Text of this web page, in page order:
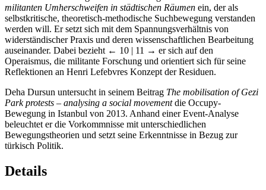
militanten Umherschweifen in städtischen Räumen ein, der als
selbstkritische, theoretisch-methodische Suchbewegung verstanden
werden will. Er setzt sich mit dem Spannungsverhältnis von
widerständischer Praxis und deren wissenschaftlichen Bearbeitung
auseinander. Dabei bezieht ← 10 | 11 → er sich auf den
Operaismus, die militante Forschung und orientiert sich für seine
Reflektionen an Henri Lefebvres Konzept der Residuen.
Deha Dursun untersucht in seinem Beitrag The mobilisation of Gezi
Park protests – analysing a social movementdie Occupy-
Bewegung in Istanbul von 2013. Anhand einer Event-Analyse
beleuchtet er die Vorkommnisse mit unterschiedlichen
Bewegungstheorien und setzt seine Erkenntnisse in Bezug zur
türkisch Politik.
Details